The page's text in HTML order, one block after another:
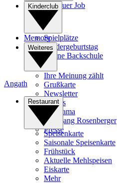
Ihr neuer Job
Lehre
Kinderclub
Spielplätze
Kindergeburtstag
Kleine Backschule
Memory
Weiteres
Ihre Meinung zählt
Grußkarte
Newsletter
Videos
Panorama
Wolfgang Rosenberger
Presse
Angath
Restaurant
Speisenkarte
Saisonale Speisenkarte
Frühstück
Aktuelle Mehlspeisen
Eiskarte
Mehr